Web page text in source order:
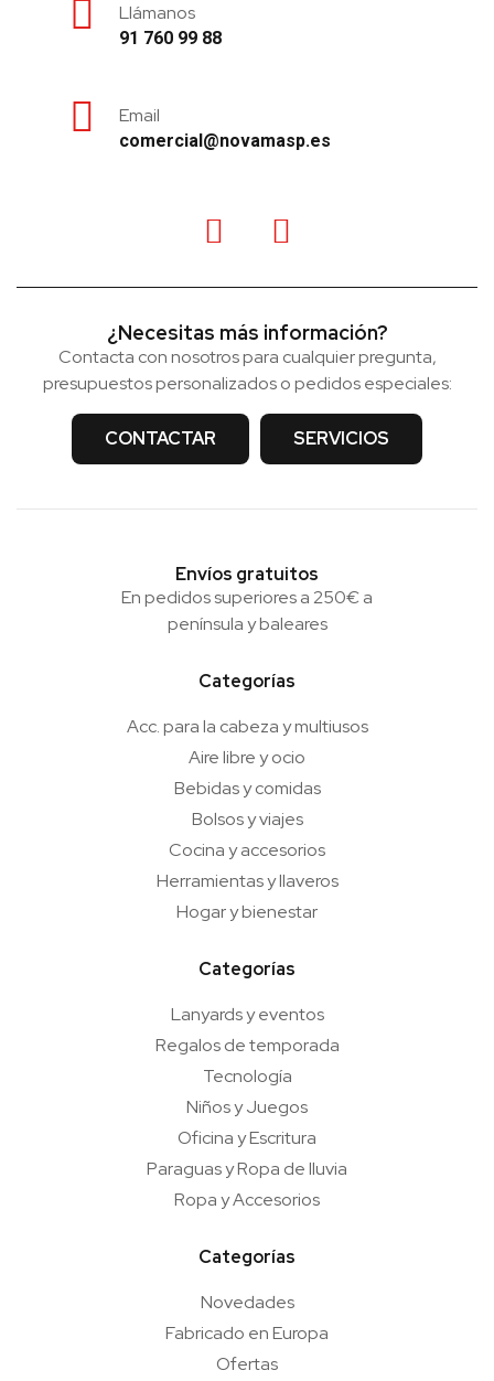
Llámanos
91 760 99 88
Email
comercial@novamasp.es
¿Necesitas más información?
Contacta con nosotros para cualquier pregunta,
presupuestos personalizados o pedidos especiales:
CONTACTAR SERVICIOS
Envíos gratuitos
En pedidos superiores a 250€ a
península y baleares
Categorías
Acc. para la cabeza y multiusos
Aire libre y ocio
Bebidas y comidas
Bolsos y viajes
Cocina y accesorios
Herramientas y llaveros
Hogar y bienestar
Categorías
Lanyards y eventos
Regalos de temporada
Tecnología
Niños y Juegos
Oficina y Escritura
Paraguas y Ropa de lluvia
Ropa y Accesorios
Categorías
Novedades
Fabricado en Europa
Ofertas